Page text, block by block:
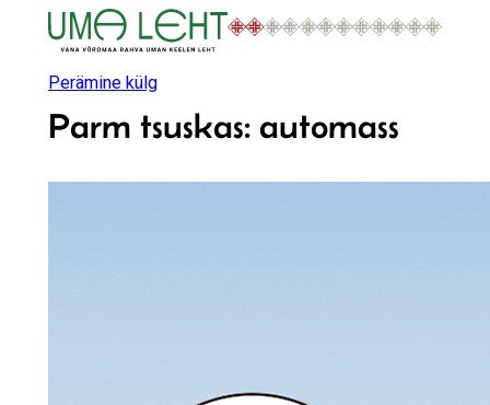
juurdePerämine külg
Parm tsuskas: automass